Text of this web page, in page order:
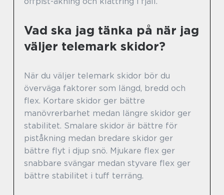
Vad ska jag tänka på när jag
väljer telemark skidor?
När du väljer telemark skidor bör du
överväga faktorer som längd, bredd och
flex. Kortare skidor ger bättre
manövrerbarhet medan längre skidor ger
stabilitet. Smalare skidor är bättre för
piståkning medan bredare skidor ger
bättre flyt i djup snö. Mjukare flex ger
snabbare svängar medan styvare flex ger
bättre stabilitet i tuff terräng.